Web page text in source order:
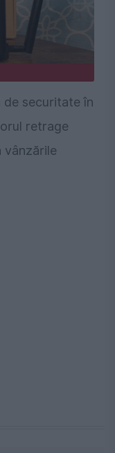
securitate în
retrage
vânzările